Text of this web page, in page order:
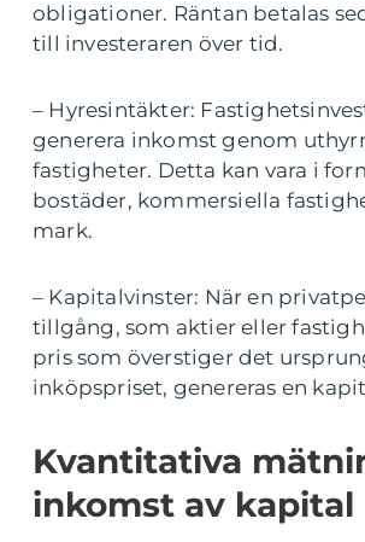
obligationer. Räntan betalas
till investeraren över tid.
– Hyresintäkter:
generera inkomst genom
fastigheter. Detta kan vara i
bostäder, kommersiella
mark.
– Kapitalvinster: När en
tillgång, som aktier eller
pris som överstiger det
inköpspriset, genereras en
Kvantitativa
inkomst av kapital